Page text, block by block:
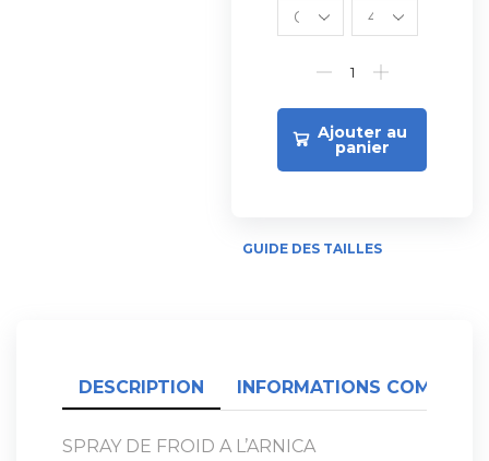
Ajouter au
panier
GUIDE DES TAILLES
DESCRIPTION INFORMATIONS
SPRAY DE FROID A L’ARNICA